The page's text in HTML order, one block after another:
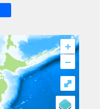
+
–
⤢